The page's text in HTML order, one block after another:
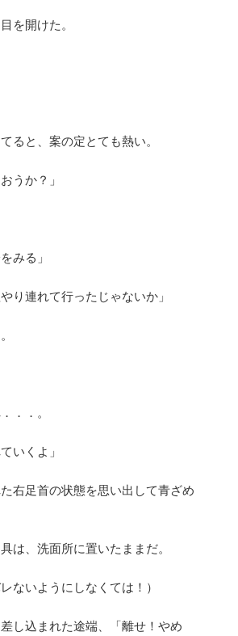
を開けた。
ると、案の定とても熱い。
うか？」
みる」
り連れて行ったじゃないか」
．．。
いくよ」
右足首の状態を思い出して青ざめ
は、洗面所に置いたままだ。
ないようにしなくては！）
し込まれた途端、「離せ！やめ